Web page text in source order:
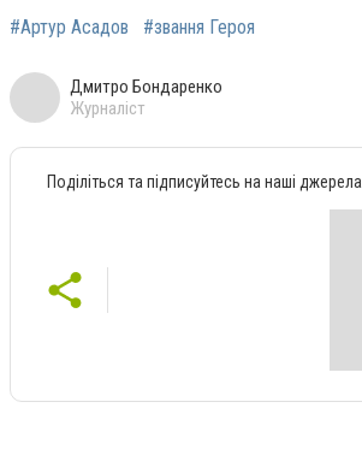
#Артур Асадов #звання Героя
Дмитро Бондаренко
Журналіст
Поділіться та підписуйтесь на наші джерела